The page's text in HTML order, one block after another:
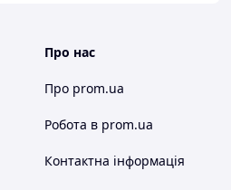
Про нас
Про prom.ua
Робота в prom.ua
Контактна інформація